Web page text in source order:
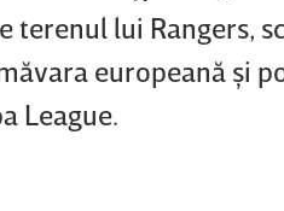
lui Rangers,
europeană şi
League.